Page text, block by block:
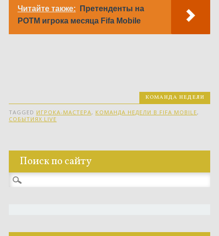
Читайте также:
Претенденты на
POTM игрока месяца Fifa Mobile
КОМАНДА НЕДЕЛИ
TAGGED ИГРОКА-МАСТЕРА, КОМАНДА НЕДЕЛИ В FIFA MOBILE,
СОБЫТИЯХ LIVE
Поиск по сайту
Найти: